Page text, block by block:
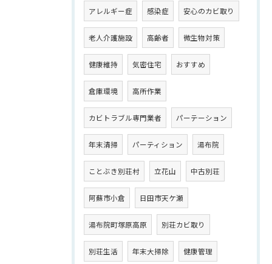
アレルギー症 感染症 安心のカビ取り
老人介護施設 高齢者 微生物対策
健康維持 気密住宅 おすすめ
倉庫環境 高所作業
カビトラブル専門業者 パーテーション
年末清掃 パーティション 湯布院
ことぶき別荘村 立花山 中古別荘
阿蘇市小倉 日田市天ケ瀬
湯布院町塚原高原 別荘カビ取り
別荘生活 年末大掃除 健康管理